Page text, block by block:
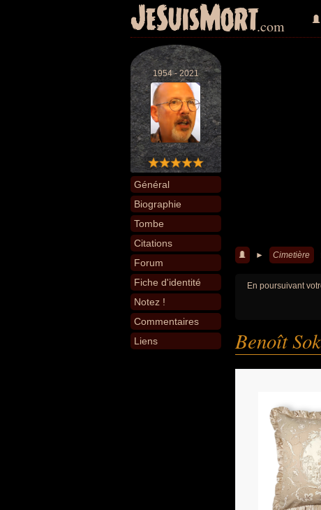
JeSuisMort.com
1954 - 2021
Général
Biographie
Tombe
Citations
Forum
Fiche d'identité
Notez !
Commentaires
Liens
► Cimetière
En poursuivant
Benoît